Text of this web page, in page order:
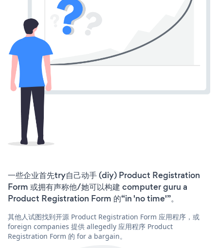
一些企业首先try自己动手 (diy) Product Registration
Form 或拥有声称他/她可以构建 computer guru a
Product Registration Form 的“in 'no time'”。
其他人试图找到开源 Product Registration Form 应用程序，或
foreign companies 提供 allegedly 应用程序 Product
Registration Form 的 for a bargain。